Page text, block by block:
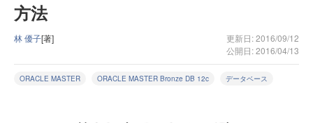
方法
林 優子[著]
更新日: 2016/09/12
公開日: 2016/04/13
ORACLE MASTER ORACLE MASTER Bronze DB 12c データベース